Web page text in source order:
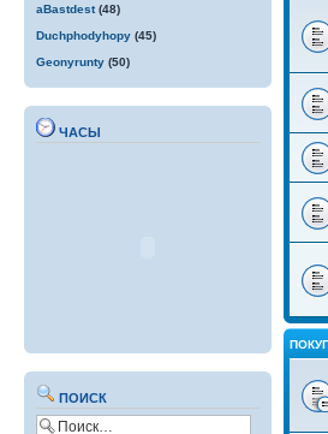
aBastdest(48)
Duchphodyhopy (45)
Geonyrunty (50)
ЧАСЫ
ПОИСК